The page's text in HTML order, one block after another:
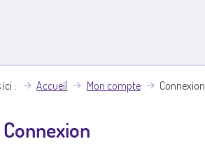
ici Accueil Mon compte Connexion
Connexion